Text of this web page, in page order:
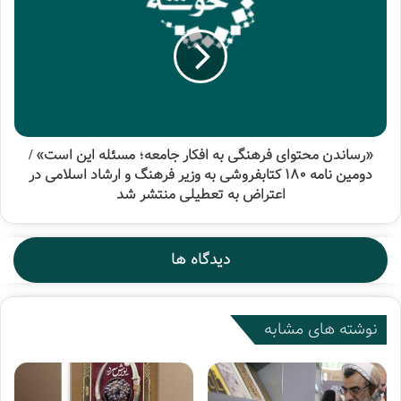
فضای مجازی، هرگز نمی‌تواند جایگزین فروشگاه‌های کتاب باشد.
شتاب زده و غیر کارشناسی، مرگ جریان پویا و با نشاط فرهنگ و
آگاهی را به دنبال خواهد داشت.»
کشور‌ها عنوان کرد که در ممالکی مانند هند، اتریش، آلمان،
فرانسه و لبنان در زمان الزامی شدن تعطیلی صنوف و
فروشگاه‌ها، کتاب‌فروشی‌ها تعطیل نشده‌اند و مردم می‌توانند به
وی یادآور شد که ما نباید امکانات در خانه ماندن را به مردم
ندهیم و توقع داشته باشیم که آن‌ها در خانه باشند؛ و با بیان
«رساندن محتوای فرهنگی به افکار جامعه؛ مسئله این است» /
دومین نامه ۱۸۰ کتابفروشی به وزیر فرهنگ و ارشاد اسلامی در
اعتراض به تعطیلی منتشر شد
دیدگاه ها
نوشته های مشابه